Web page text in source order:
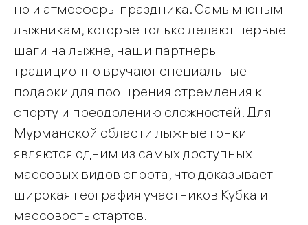
но и атмосферы праздника. Самым юным
лыжникам, которые только делают первые
шаги на лыжне, наши партнеры
традиционно вручают специальные
подарки для поощрения стремления к
спорту и преодолению сложностей. Для
Мурманской области лыжные гонки
являются одним из самых доступных
массовых видов спорта, что доказывает
широкая география участников Кубка и
массовость стартов.